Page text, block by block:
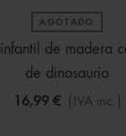
AGOTADO
de madera
de dinosaurio
16,99 € (IVA inc.)